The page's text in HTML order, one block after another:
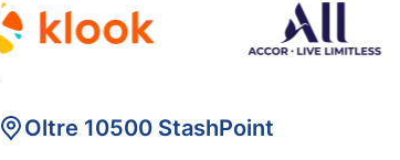
Oltre 10500 StashPoint